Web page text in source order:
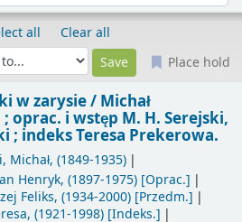
all
Clear all
Place hold
w zarysie / Michał
oprac. i wstęp M. H. Serejski,
; indeks Teresa Prekerowa.
Michał, (1849-1935)
Henryk, (1897-1975)[Oprac.]
Feliks, (1934-2000)[Przedm.]
, (1921-1998)[Indeks.]